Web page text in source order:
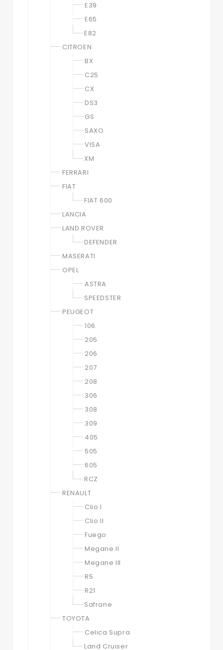
E39
E65
E82
CITROEN
BX
C25
CX
DS3
GS
SAXO
VISA
XM
FERRARI
FIAT
FIAT 600
LANCIA
LAND ROVER
DEFENDER
MASERATI
OPEL
ASTRA
SPEEDSTER
PEUGEOT
106
205
206
207
208
306
308
309
405
505
605
RCZ
RENAULT
Clio I
Clio II
Fuego
Megane II
Megane III
R5
R21
Safrane
TOYOTA
Celica Supra
Land Cruiser